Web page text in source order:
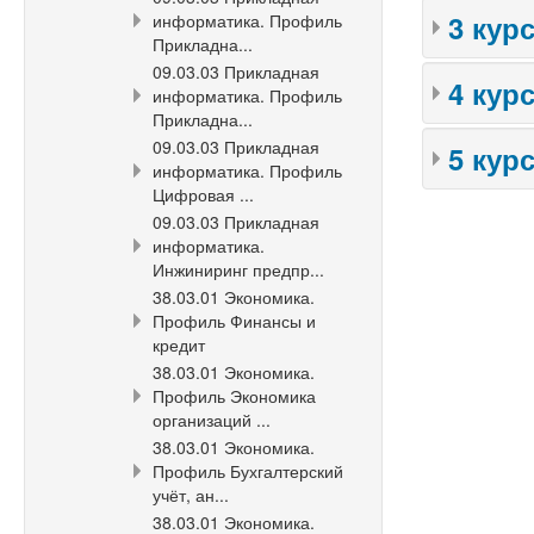
3 курс
4 курс
5 курс
информатика. Профиль
Прикладна...
09.03.03 Прикладная
информатика. Профиль
Прикладна...
09.03.03 Прикладная
информатика. Профиль
Цифровая ...
09.03.03 Прикладная
информатика.
Инжиниринг предпр...
38.03.01 Экономика.
Профиль Финансы и
кредит
38.03.01 Экономика.
Профиль Экономика
организаций ...
38.03.01 Экономика.
Профиль Бухгалтерский
учёт, ан...
38.03.01 Экономика.